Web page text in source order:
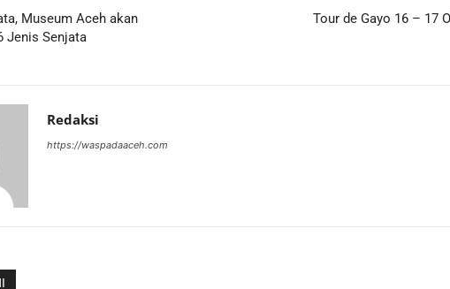
Museum Aceh akan
Jenis Senjata
Tour de Gayo 16 – 17
Redaksi
https://waspadaaceh.com